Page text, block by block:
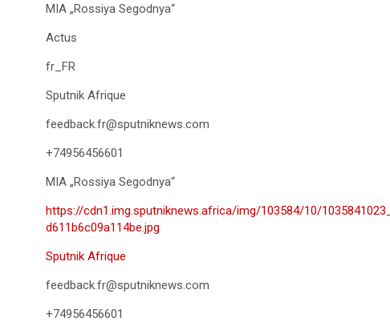
MIA „Rossiya Segodnya“
Actus
fr_FR
Sputnik Afrique
feedback.fr@sputniknews.com
+74956456601
MIA „Rossiya Segodnya“
https://cdn1.img.sputniknews.africa/img/103584/10/
d611b6c09a114be.jpg
Sputnik Afrique
feedback.fr@sputniknews.com
+74956456601